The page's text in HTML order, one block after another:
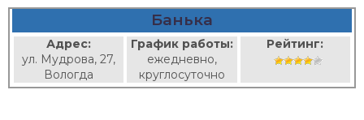
Банька
Адрес:
ул. Мудрова, 27,
Вологда
График работы:
ежедневно,
круглосуточно
Рейтинг: